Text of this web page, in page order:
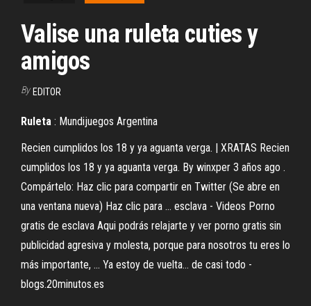
Valise una ruleta cuties y
amigos
By EDITOR
Ruleta : Mundijuegos Argentina
Recien cumplidos los 18 y ya aguanta verga. | XRATAS Recien
cumplidos los 18 y ya aguanta verga. By winxper 3 años ago .
Compártelo: Haz clic para compartir en Twitter (Se abre en
una ventana nueva) Haz clic para ... esclava - Videos Porno
gratis de esclava Aqui podrás relajarte y ver porno gratis sin
publicidad agresiva y molesta, porque para nosotros tu eres lo
más importante, ... Ya estoy de vuelta… de casi todo -
blogs.20minutos.es